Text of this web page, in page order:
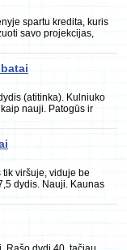
spartu kredita, kuris
savo projekcijas,
(atitinka). Kulniuko
nauji. Patogūs ir
tik viršuje, viduje be
dydis. Nauji. Kaunas